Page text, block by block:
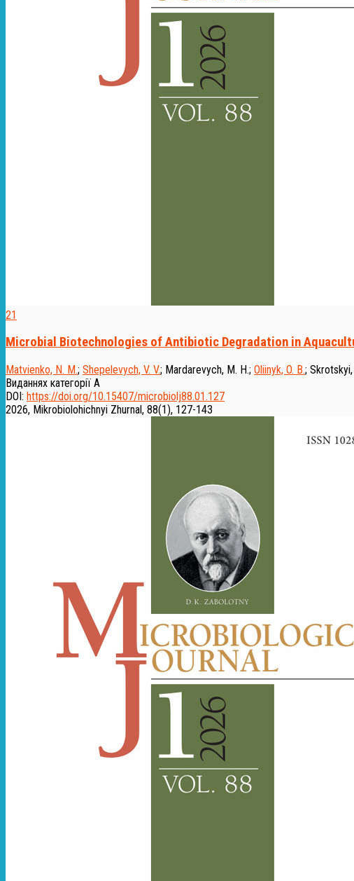
21
Microbial Biotechnologies of Antibiotic Degradation in
Matvienko, N. M.; Shepelevych, V. V.; Mardarevych, M. H.; Oliinyk, O. B.; Skrotskyi,
Виданнях категорії А
DOI: https://doi.org/10.15407/microbiolj88.01.127
2026, Mikrobiolohichnyi Zhurnal, 88(1), 127-143